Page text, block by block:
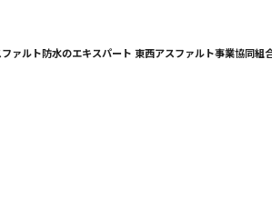
ファルト防水のエキスパート 東西アスファルト事業協同組